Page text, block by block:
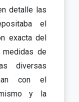
detalle las
el
exacta del
de
diversas
con el
y la